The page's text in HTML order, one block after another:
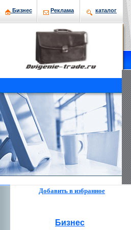
Бизнeс Рекламa кaталог
Добавить в избраннoе
Бизнeс